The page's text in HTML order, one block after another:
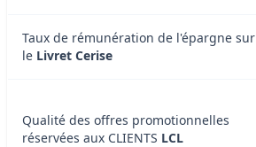
Taux de rémunération de l'épargne sur
le Livret Cerise
Qualité des offres promotionnelles
réservées aux CLIENTS LCL